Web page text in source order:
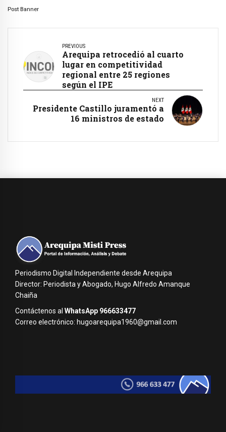
Post Banner
PREVIOUS
Arequipa retrocedió al cuarto
lugar en competitividad
regional entre 25 regiones
según el IPE
NEXT
Presidente Castillo juramentó a
16 ministros de estado
Periodismo Digital Independiente desde Arequipa
Director: Periodista y Abogado, Hugo Alfredo Amanque
Chaiña
Contáctenos al WhatsApp 966633477
Correo electrónico: hugoarequipa1960@gmail.com